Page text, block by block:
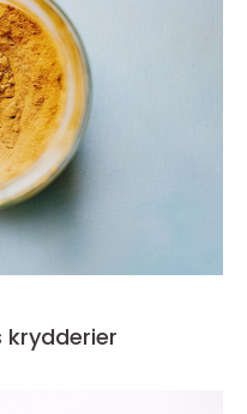
krydderier